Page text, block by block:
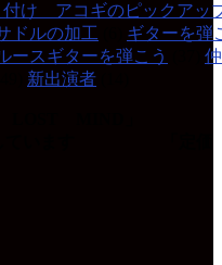
付け アコギのピックアッ
ドルの加工
ギターを弾
ースギターを弾こう
新出演者